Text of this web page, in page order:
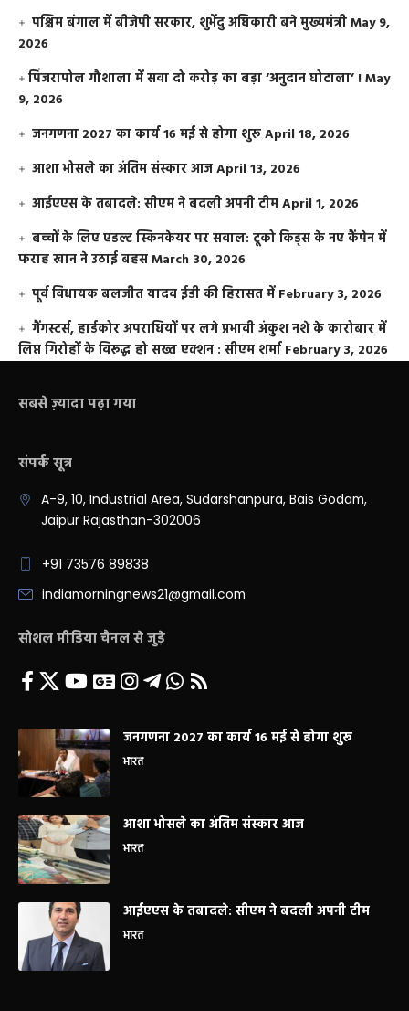
पश्चिम बंगाल में बीजेपी सरकार, शुभेंदु अधिकारी बने मुख्यमंत्रीMay 9,
2026
​पिंजरापोल गौशाला में सवा दो करोड़ का बड़ा ‘अनुदान घोटाला’ !May
9, 2026
जनगणना 2027 का कार्य 16 मई से होगा शुरूApril 18, 2026
आशा भोसले का अंतिम संस्कार आजApril 13, 2026
आईएएस के तबादले: सीएम ने बदली अपनी टीमApril 1, 2026
बच्चों के लिए एडल्ट स्किनकेयर पर सवाल: टूको किड्स के नए कैंपेन में
फराह खान ने उठाई बहसMarch 30, 2026
पूर्व विधायक बलजीत यादव ईडी की हिरासत में February 3, 2026
गैंगस्टर्स, हार्डकोर अपराधियों पर लगे प्रभावी अंकुश नशे के कारोबार में
लिप्त गिरोहों के विरूद्ध हो सख्त एक्शन : सीएम शर्मा February 3, 2026
सबसे ज़्यादा पढ़ा गया
संपर्क सूत्र
A-9, 10, Industrial Area, Sudarshanpura, Bais Godam,
Jaipur Rajasthan-302006
+91 73576 89838
indiamorningnews21@gmail.com
सोशल मीडिया चैनल से जुड़े
जनगणना 2027 का कार्य 16 मई से होगा शुरू
भारत
आशा भोसले का अंतिम संस्कार आज
भारत
आईएएस के तबादले: सीएम ने बदली अपनी टीम
भारत